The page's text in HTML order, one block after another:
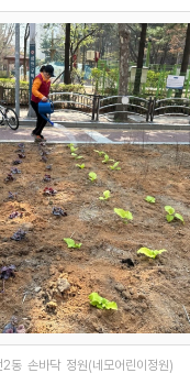
2동 손바닥 정원(네모어린이정원)